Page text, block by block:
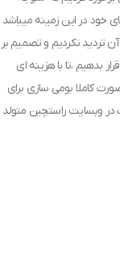
خود در این زمینه میباشد
تردید نکردیم و تصمیم بر
بدهیم ،تا با هزینه ای
کاملا بومی سازی برای
در وبسایت راستچین متولد